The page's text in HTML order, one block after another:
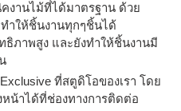
งานไม้ที่ได้มาตรฐาน ด้วย
ำให้ชิ้นงานทุกๆชิ้นได้
ธิภาพสูง และยังทำให้ชิ้นงานมี
ที่สตูดิโอของเรา โดย
น้าได้ที่ช่องทางการติดต่อ